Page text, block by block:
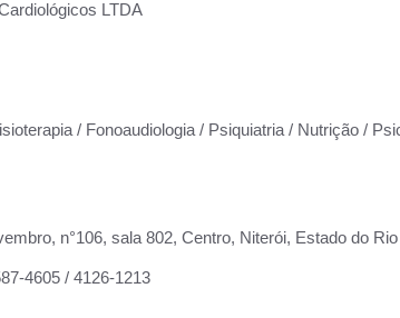
LTDA
/ Fonoaudiologia / Psiquiatria / Nutrição /
n°106, sala 802, Centro, Niterói, Estado do
4605 / 4126-1213